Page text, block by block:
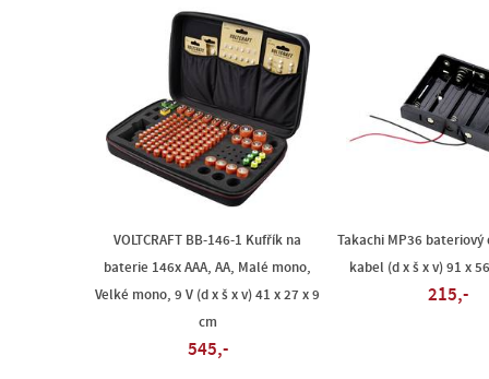
VOLTCRAFT BB-146-1 Kufřík na
baterie 146x AAA, AA, Malé mono,
Velké mono, 9 V (d x š x v) 41 x 27 x 9
cm
545,-
Takachi MP36 bateriový
kabel (d x š x v) 91 x
215,-